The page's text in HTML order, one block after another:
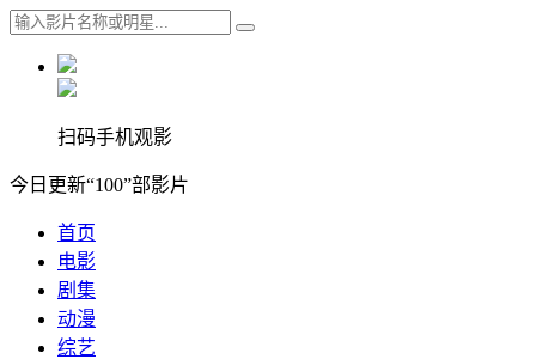
扫码手机观影
今日更新“100”部影片
首页
电影
剧集
动漫
综艺